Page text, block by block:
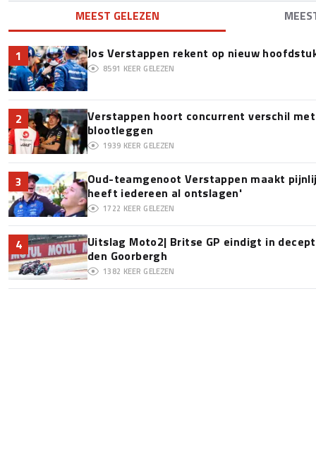
MEEST GELEZEN
1 Jos Verstappen rekent op nieuw
8591 KEER GELEZEN
2
Verstappen hoort concurrent verschil
blootleggen
1939 KEER GELEZEN
3
Oud-teamgenoot Verstappen maakt
heeft iedereen al ontslagen'
1722 KEER GELEZEN
4
Uitslag Moto2| Britse GP eindigt in
den Goorbergh
1382 KEER GELEZEN